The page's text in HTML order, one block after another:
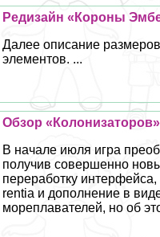
Редизайн «Короны
Далее описание
элементов. ...
Обзор
В начале июля игра
получив совершенно
переработку
rentia и дополнение в
мореплавателей, но об